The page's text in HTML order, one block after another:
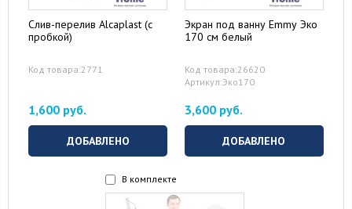
Слив-перелив Alcaplast (с
пробкой)
Код товара:2771
1,600 руб.
ДОБАВЛЕНО
Экран под ванну Emmy Эко
170 см белый
Код товара:26620
Артикул:Эко170
3,600 руб.
ДОБАВЛЕНО
В комплекте